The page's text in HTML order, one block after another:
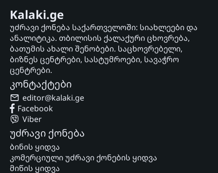
Kalaki.ge
უძრავი ქონება საქართველოში: სიახლეები და
ანალიტიკა. თბილისის ქალაქური ცხოვრება,
ბათუმის ახალი შენობები. საცხოვრებელი,
ბიზნეს ცენტრები, სასტუმროები, სავაჭრო
ცენტრები.
კონტაქტები
editor@kalaki.ge
Facebook
Viber
უძრავი ქონება
ბინის ყიდვა
კომერციული უძრავი ქონების ყიდვა
მიწის ყიდვა